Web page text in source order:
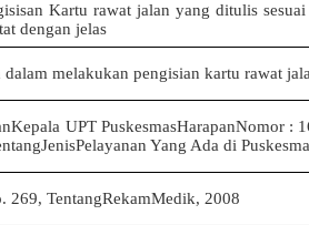
Kartu rawat jalan yang ditulis
dengan jelas
dalam melakukan pengisian kartu rawat
UPT PuskesmasHarapanNomor :
Yang Ada di
269, TentangRekamMedik, 2008